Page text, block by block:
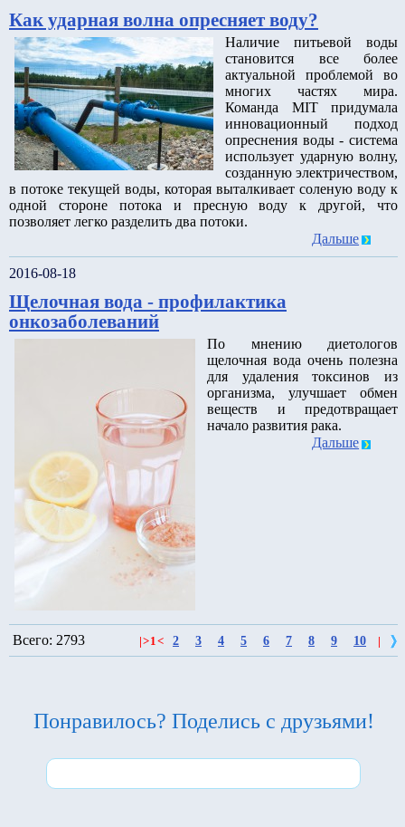
Как ударная волна опресняет воду?
Наличие питьевой воды
становится все более
актуальной проблемой во
многих частях мира.
Команда MIT придумала
инновационный подход
опреснения воды - система
использует ударную волну,
созданную электричеством,
в потоке текущей воды, которая выталкивает соленую воду к
одной стороне потока и пресную воду к другой, что
позволяет легко разделить два потоки.
Дальше
2016-08-18
Щелочная вода - профилактика
онкозаболеваний
По мнению диетологов
щелочная вода очень полезна
для удаления токсинов из
организма, улучшает обмен
веществ и предотвращает
начало развития рака.
Дальше
Всего: 2793 >1< 2 3 4 5 6 7 8 9 10
Понравилось? Поделись с друзьями!